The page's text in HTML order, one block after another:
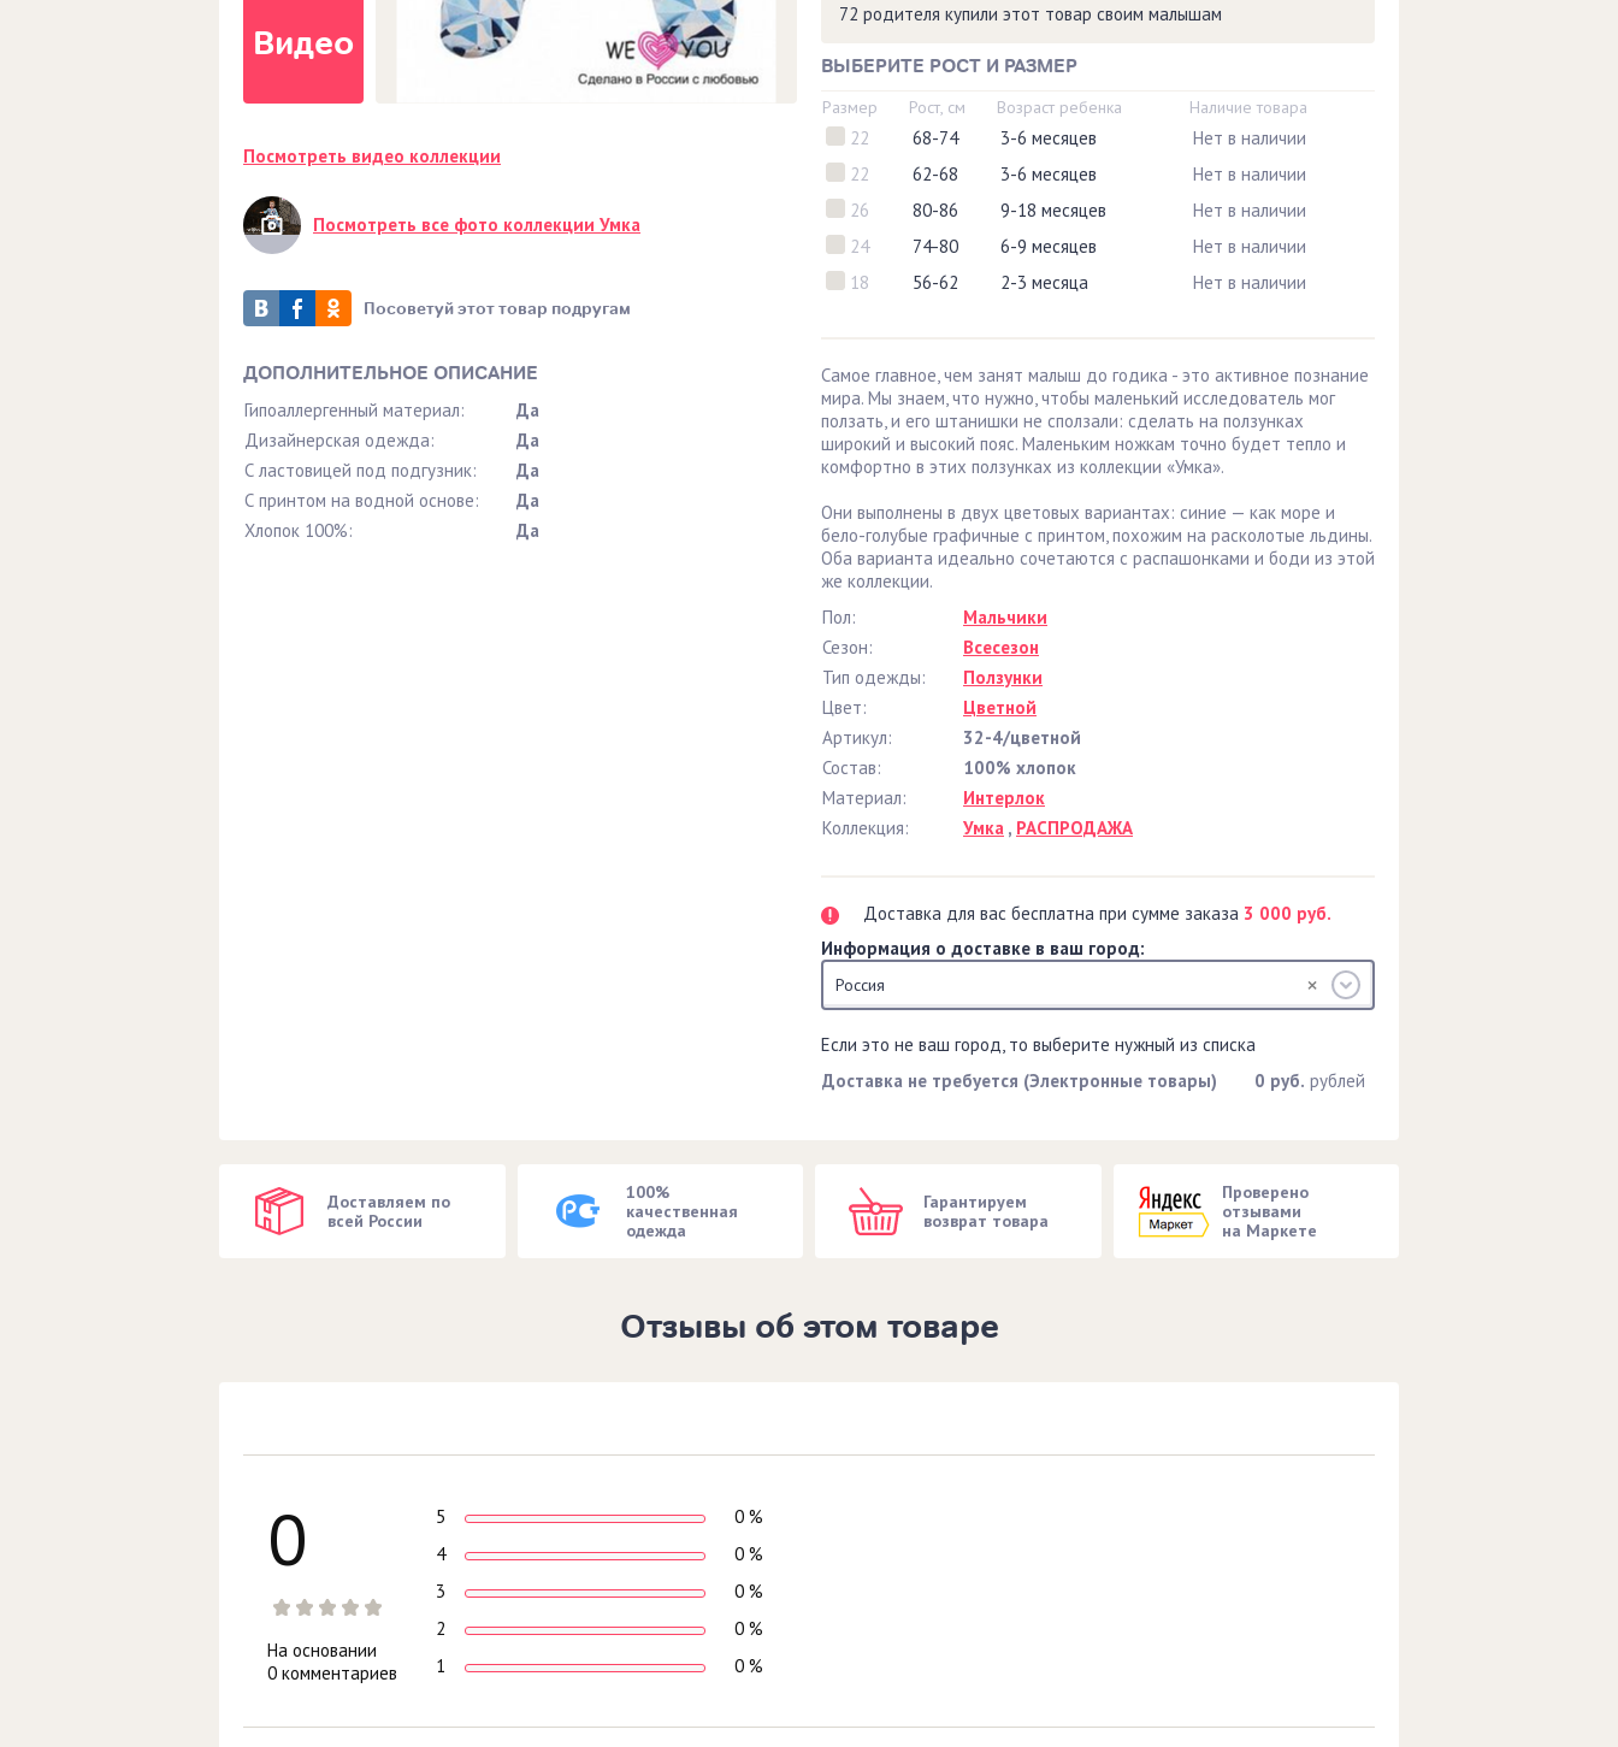
Видео
Посмотреть видео коллекции
Посмотреть все фото коллекции Умка
Посоветуй этот товар подругам
ДОПОЛНИТЕЛЬНОЕ ОПИСАНИЕ
Гипоаллергенный материал:
Да
Дизайнерская одежда:
Да
С ластовицей под подгузник:
Да
С принтом на водной основе:
Да
Хлопок 100%:
Да
72 родителя купили этот товар своим малышам
ВЫБЕРИТЕ РОСТ И РАЗМЕР
Размер Рост, см Возраст ребенка Наличие товара
22 68-74 3-6 месяцев
Нет в наличии
22
62-68 3-6 месяцев
Нет в наличии
26
80-86 9-18 месяцев
Нет в наличии
24
74-80 6-9 месяцев
Нет в наличии
18
56-62 2-3 месяца Нет в наличии
Самое главное, чем занят малыш до годика - это активное познание
мира. Мы знаем, что нужно, чтобы маленький исследователь мог
ползать, и его штанишки не сползали: сделать на ползунках
широкий и высокий пояс. Маленьким ножкам точно будет тепло и
комфортно в этих ползунках из коллекции «Умка».
Они выполнены в двух цветовых вариантах: синие — как море и
бело-голубые графичные с принтом, похожим на расколотые льдины.
Оба варианта идеально сочетаются с распашонками и боди из этой
же коллекции.
Пол:
Мальчики
Сезон:
Всесезон
Тип одежды:
Ползунки
Цвет:
Цветной
Артикул:
32-4/цветной
Состав:
100% хлопок
Материал:
Интерлок
Коллекция:
Умка , РАСПРОДАЖА
Доставка для вас бесплатна при сумме заказа 3 000 руб.
Информация о доставке в ваш город:
Россия
Если это не ваш город, то выберите нужный из списка
Доставка не требуется (Электронные товары)
0 руб. рублей
Доставляем по
всей России
100%
качественная
одежда
Гарантируем
возврат товара
Проверено
отзывами
на Маркете
Отзывы об этом товаре
0
На основании
0 комментариев
5
0 %
4
0 %
3
0 %
2
0 %
1
0 %